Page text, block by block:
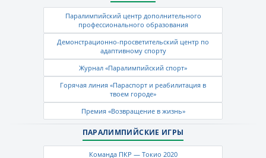
Паралимпийский центр дополнительного
профессионального образования
Демонстрационно-просветительский центр по
адаптивному спорту
Журнал «Паралимпийский спорт»
Горячая линия «Параспорт и реабилитация в
твоем городе»
Премия «Возвращение в жизнь»
ПАРАЛИМПИЙСКИЕ ИГРЫ
Команда ПКР — Токио 2020